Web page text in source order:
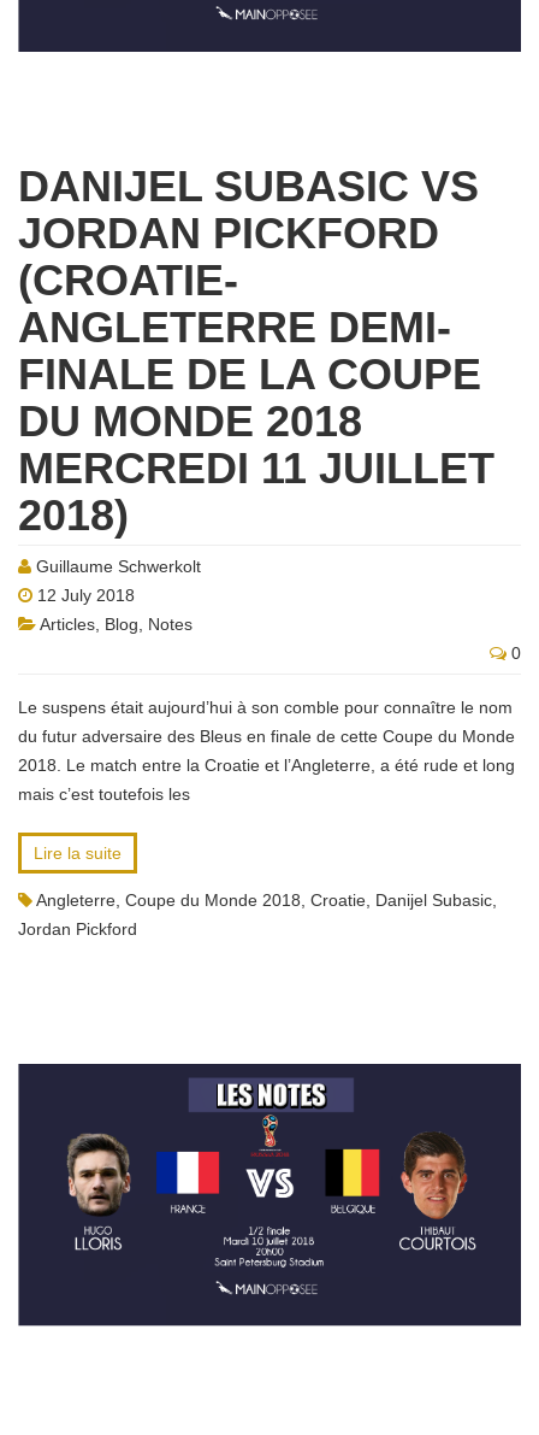
DANIJEL SUBASIC VS
JORDAN PICKFORD
(CROATIE-
ANGLETERRE DEMI-
FINALE DE LA COUPE
DU MONDE 2018
MERCREDI 11 JUILLET
2018)
Guillaume Schwerkolt
12 July 2018
Articles Blog
Notes
0
Le suspens était aujourd’hui à son comble pour connaître le nom
du futur adversaire des Bleus en finale de cette Coupe du Monde
2018. Le match entre la Croatie et l’Angleterre, a été rude et long
mais c’est toutefois les
Lire la suite
Angleterre Coupe du Monde 2018 Croatie Danijel Subasic
Jordan Pickford